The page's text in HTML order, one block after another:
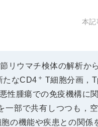
リウマチ検体の解析か
たなCD4 ＋ T細胞分画，
性腫瘍での免疫機構に
一部で共有しつつも，
の機能や疾患との関